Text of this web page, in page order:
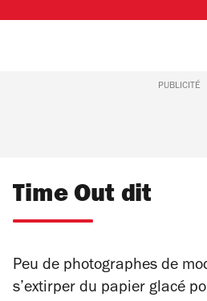
PUBLICITÉ
Time Out dit
Peu de photographes de
s’extirper du papier glacé